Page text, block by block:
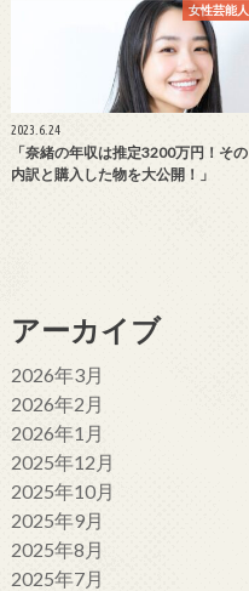
女性芸能人
2023.6.24
「奈緒の年収は推定3200万円！その
内訳と購入した物を大公開！」
アーカイブ
2026年3月
2026年2月
2026年1月
2025年12月
2025年10月
2025年9月
2025年8月
2025年7月